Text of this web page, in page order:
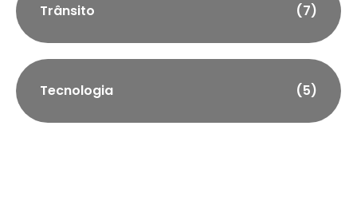
Trânsito (7)
Tecnologia (5)